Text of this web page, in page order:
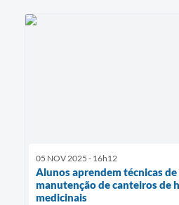
05 NOV 2025 - 16h12
Alunos aprendem técnicas
manutenção de canteiros de
medicinais